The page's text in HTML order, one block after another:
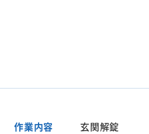
作業内容
玄関解錠